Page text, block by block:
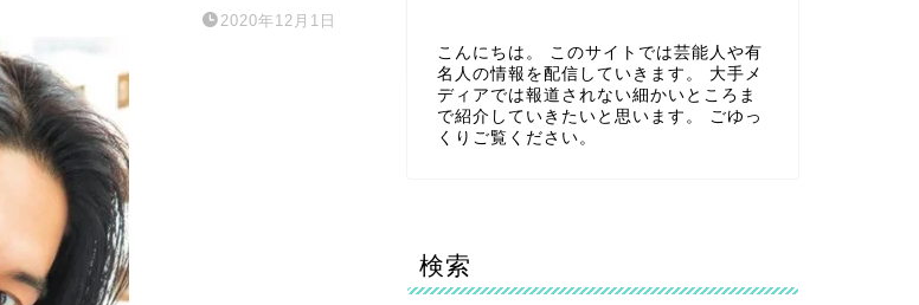
2020年12月1日
こんにちは。 このサイトでは芸能人や有
名人の情報を配信していきます。 大手メ
ディアでは報道されない細かいところま
で紹介していきたいと思います。 ごゆっ
くりご覧ください。
検索